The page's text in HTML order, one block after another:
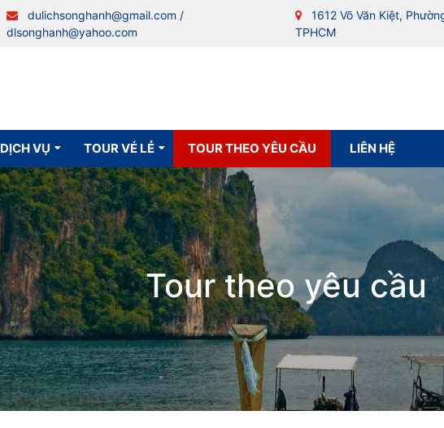
dulichsonghanh@gmail.com /
dlsonghanh@yahoo.com
1612 Võ Văn Kiệt,
TPHCM
DỊCH VỤ TOUR VÉ LẺ TOUR THEO YÊU CẦU LIÊN HỆ
Tour theo yêu cầu